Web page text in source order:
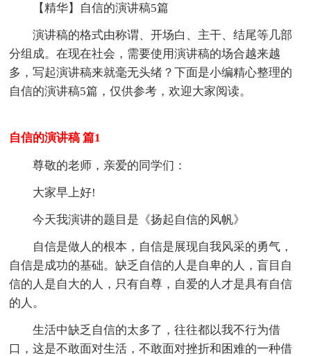
【精华】自信的演讲稿5篇
演讲稿的格式由称谓、开场白、主干、结尾等几部
分组成。在现在社会，需要使用演讲稿的场合越来越
多，写起演讲稿来就毫无头绪？下面是小编精心整理的
自信的演讲稿5篇，仅供参考，欢迎大家阅读。
自信的演讲稿 篇1
尊敬的老师，亲爱的同学们：
大家早上好!
今天我演讲的题目是《扬起自信的风帆》
自信是做人的根本，自信是展现自我风采的勇气，
自信是成功的基础。缺乏自信的人是自卑的人，盲目自
信的人是自大的人，只有自尊，自爱的人才是具有自信
的人。
生活中缺乏自信的太多了，往往都以我不行为借
口，这是不敢面对生活，不敢面对挫折和困难的一种借